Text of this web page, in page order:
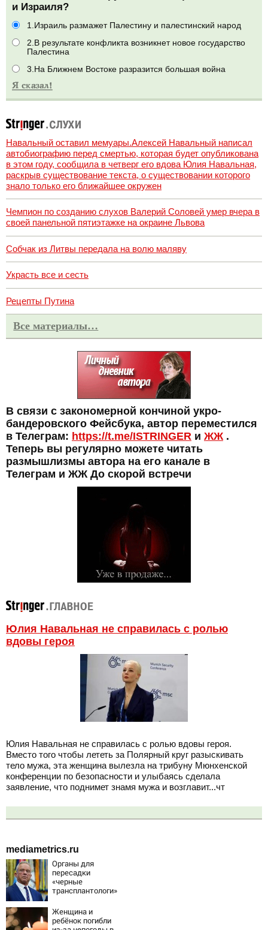
и Израиля?
1.Израиль размажет Палестину и палестинский народ
2.В результате конфликта возникнет новое государство
Палестина
3.На Ближнем Востоке разразится большая война
Навальный оставил мемуары.Алексей Навальный написал
автобиографию перед смертью, которая будет опубликована
в этом году, сообщила в четверг его вдова Юлия Навальная,
раскрыв существование текста, о существовании которого
знало только его ближайшее окружен
Чемпион по созданию слухов Валерий Соловей умер вчера в
своей панельной пятиэтажке на окраине Львова
Собчак из Литвы передала на волю маляву
Украсть все и сесть
Рецепты Путина
Все материалы…
В связи с закономерной кончиной укро-
бандеровского Фейсбука, автор переместился
в Телеграм: https://t.me/ISTRINGER и ЖЖ.
Теперь вы регулярно можете читать
размышлизмы автора на его канале в
Телеграм и ЖЖ До скорой встречи
Юлия Навальная не справилась с ролью
вдовы героя
Юлия Навальная не справилась с ролью вдовы героя.
Вместо того чтобы лететь за Полярный круг разыскивать
тело мужа, эта женщина вылезла на трибуну Мюнхенской
конференции по безопасности и улыбаясь сделала
заявление, что поднимет знамя мужа и возглавит...чт
mediametrics.ru
Органы для
пересадки
«черные
трансплантологи»
живых пациентов
Женщина и
ребёнок погибли